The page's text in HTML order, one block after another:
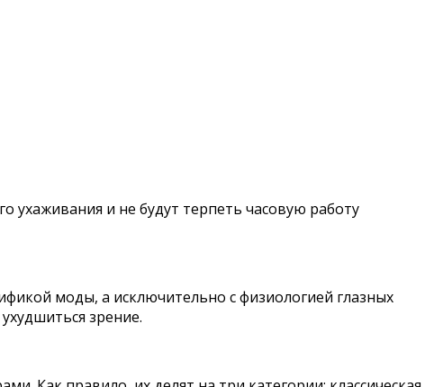
ухаживания и не будут терпеть часовую работу
моды, а исключительно с физиологией глазных
зрение.